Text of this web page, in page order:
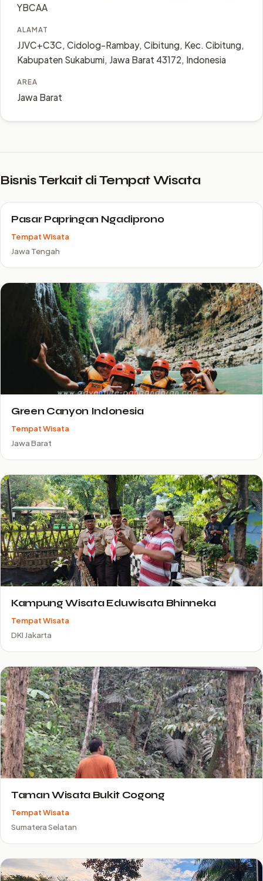
YBCAA
ALAMAT
JJVC+C3C, Cidolog-Rambay, Cibitung, Kec. Cibitung,
Kabupaten Sukabumi, Jawa Barat 43172, Indonesia
AREA
Jawa Barat
Bisnis Terkait di Tempat Wisata
Pasar Papringan Ngadiprono
Tempat Wisata
Jawa Tengah
Green Canyon Indonesia
Tempat Wisata
Jawa Barat
Kampung Wisata Eduwisata Bhinneka
Tempat Wisata
DKI Jakarta
Taman Wisata Bukit Cogong
Tempat Wisata
Sumatera Selatan